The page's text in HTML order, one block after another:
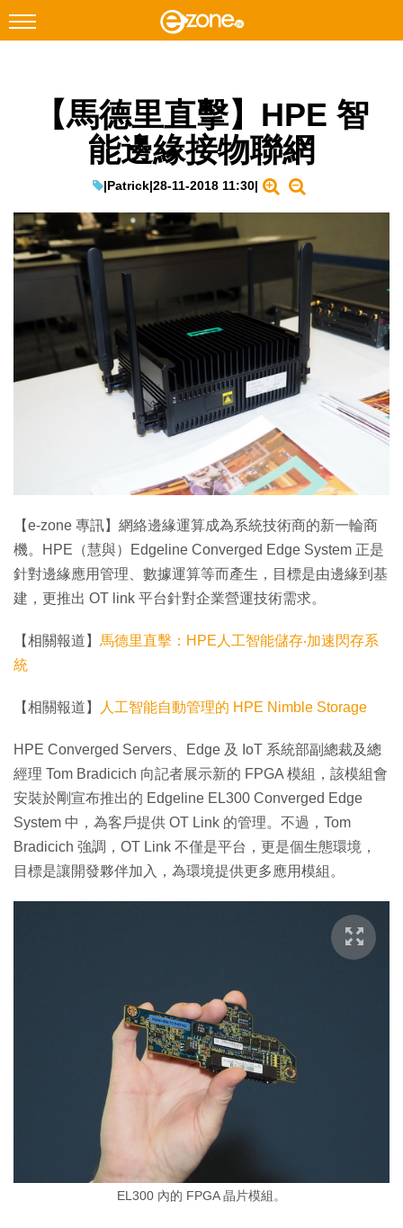
Facebook Instagram
遊戲動漫
教學評測
IT Times
生成式AI與雲端應用
Enterprise Digital Transformation
【馬德里直擊】HPE 智
能邊緣接物聯網
|Patrick|28-11-2018 11:30|
【e-zone 專訊】網絡邊緣運算成為系統技術商的新一輪商
機。HPE（慧與）Edgeline Converged Edge System 正是
針對邊緣應用管理、數據運算等而產生，目標是由邊緣到基
建，更推出 OT link 平台針對企業營運技術需求。
【相關報道】 馬德里直擊：HPE人工智能儲存‧加速閃存系
統
【相關報道】 人工智能自動管理的 HPE Nimble Storage
HPE Converged Servers、Edge 及 IoT 系統部副總裁及總
經理 Tom Bradicich 向記者展示新的 FPGA 模組，該模組會
安裝於剛宣布推出的 Edgeline EL300 Converged Edge
System 中，為客戶提供 OT Link 的管理。不過，Tom
Bradicich 強調，OT Link 不僅是平台，更是個生態環境，
目標是讓開發夥伴加入，為環境提供更多應用模組。
EL300 內的 FPGA 晶片模組。